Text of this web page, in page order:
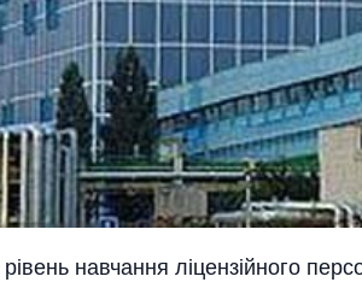
навчання ліцензійного